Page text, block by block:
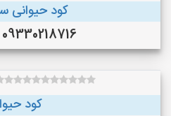
کود حیوانی
09330218716 (زاهدان )
کود